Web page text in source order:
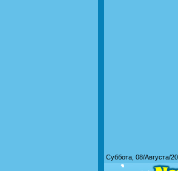
Суббота, 08/Августа/